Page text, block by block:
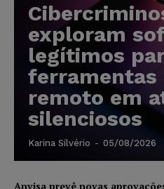
exploram
legítimos
ferramentas
remoto em
silenciosos
Karina Silvério - 05/08/2026
Anvisa prevê novas